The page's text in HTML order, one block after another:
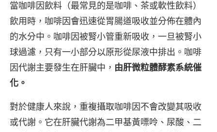
當咖啡因飲料（最常見的是咖啡、茶或軟性飲料）
飲用時，咖啡因會迅速從胃腸道吸收並分佈在體內
的水分中。咖啡因被腎小管重新吸收，一旦被腎小
球過濾，只有一小部分以原形從尿液中排出。咖啡
因代謝主要發生在肝臟中， 由肝微粒體酵素系統催
化。
對於健康人來說，重複攝取咖啡因不會改變其吸收
或代謝。它在肝臟代謝為二甲基黃嘌呤、尿酸、二